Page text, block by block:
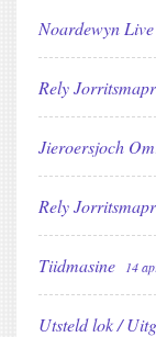
Noardewyn Live
Rely
Jieroersjoch
Rely
Tiidmasine 14
Utsteld lok /